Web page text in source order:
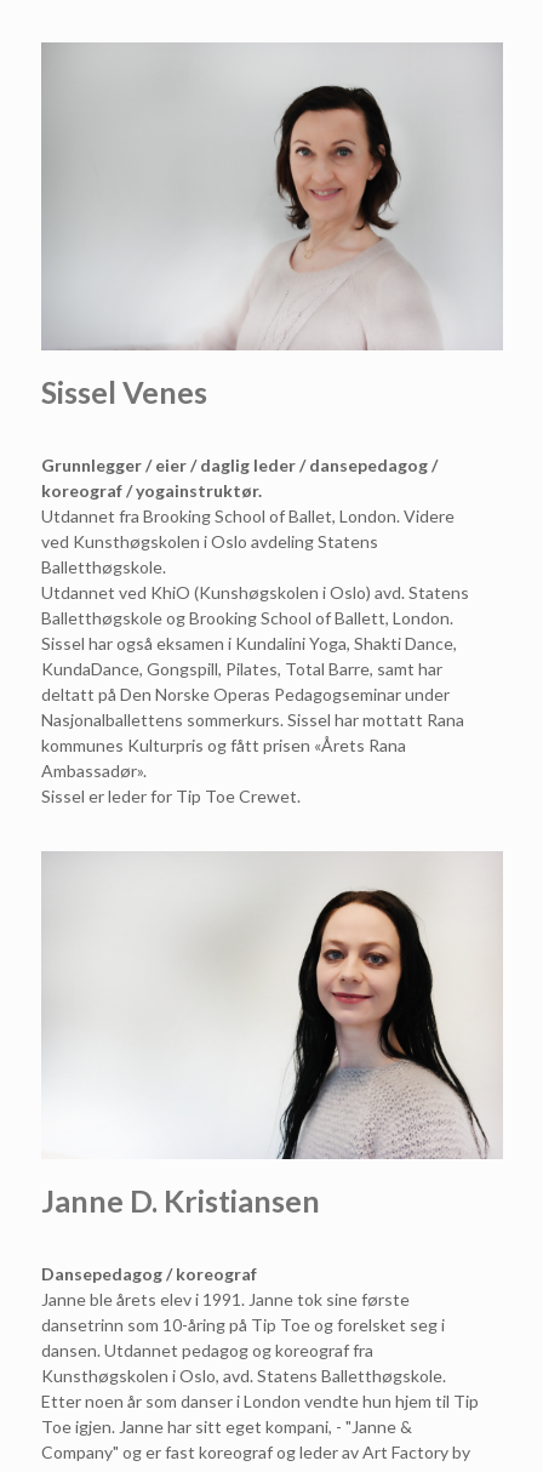
Sissel Venes
Grunnlegger / eier / daglig leder / dansepedagog /
koreograf / yogainstruktør.
Utdannet fra Brooking School of Ballet, London. Videre
ved Kunsthøgskolen i Oslo avdeling Statens
Balletthøgskole.
Utdannet ved KhiO (Kunshøgskolen i Oslo) avd. Statens
Balletthøgskole og Brooking School of Ballett, London.
Sissel har også eksamen i Kundalini Yoga, Shakti Dance,
KundaDance, Gongspill, Pilates, Total Barre, samt har
deltatt på Den Norske Operas Pedagogseminar under
Nasjonalballettens sommerkurs. Sissel har mottatt Rana
kommunes Kulturpris og fått prisen «Årets Rana
Ambassadør».
Sissel er leder for Tip Toe Crewet.
Janne D. Kristiansen
Dansepedagog / koreograf
Janne ble årets elev i 1991. Janne tok sine første
dansetrinn som 10-åring på Tip Toe og forelsket seg i
dansen. Utdannet pedagog og koreograf fra
Kunsthøgskolen i Oslo, avd. Statens Balletthøgskole.
Etter noen år som danser i London vendte hun hjem til Tip
Toe igjen. Janne har sitt eget kompani, - "Janne &
Company" og er fast koreograf og leder av Art Factory by